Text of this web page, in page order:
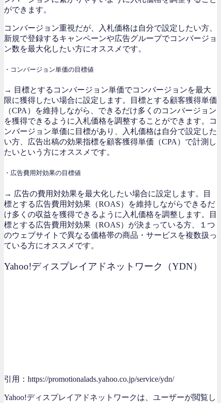
ができます。
コンバージョン重視だが、入札価格は自分で設定したい方、
新規で登録するキャンペーンや広告グループでコンバージョ
ン数を最大化したい方にオススメです。
・コンバージョン単価の目標値
→ 目標とするコンバージョン単価でコンバージョンを最大
限に獲得したい場合に設定します。目標とする顧客獲得単価
（CPA）を維持しながら、できるだけ多くのコンバージョン
を獲得できるように入札価格を調整することができます。コ
ンバージョン単価に目標があり、入札価格は自分で設定した
い方、広告出稿の効果指標を顧客獲得単価（CPA）で計測し
たいという方にオススメです。
・広告費用対効果の目標値
→ 広告の費用対効果を最大化したい場合に設定します。目
標とする広告費用対効果（ROAS）を維持しながらできるだ
け多くの収益を獲得できるように入札価格を調整します。目
標とする広告費用対効果（ROAS）が決まっている方、１つ
のウェブサイトで異なる価格帯の商品・サービスを複数扱っ
ている方にオススメです。
Yahoo!ディスプレイアドネットワーク（YDN）
引用：https://promotionalads.yahoo.co.jp/service/ydn/
Yahoo!ディスプレイアドネットワークは、ユーザーが閲覧し